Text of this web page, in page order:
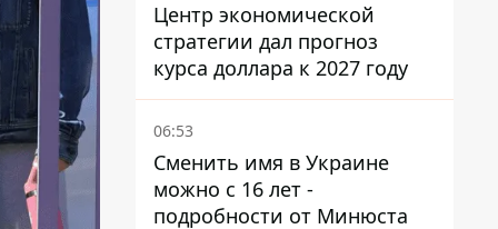
Центр экономической
стратегии дал прогноз
курса доллара к 2027 году
06:53
Сменить имя в Украине
можно с 16 лет -
подробности от Минюста